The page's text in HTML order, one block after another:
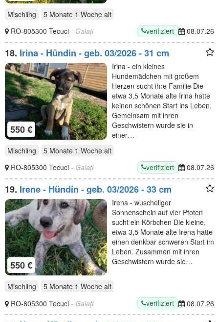
Mischling 5 Monate 1 Woche alt
RO-805300 Tecuci - Galați verifiziert 08.07.26
18. Irina - Hündin - geb. 03/2026 - 31 cm
550 €
Irina - ein kleines
Hundemädchen mit großem
Herzen sucht ihre Familie Die
etwa 3,5 Monate alte Irina hatte
keinen schönen Start ins Leben.
Gemeinsam mit ihren
Geschwistern wurde sie in
einer…
Mischling
5 Monate 1 Woche alt
RO-805300 Tecuci - Galați verifiziert 08.07.26
19. Irene - Hündin - geb. 03/2026 - 33 cm
550 €
Irena - wuscheliger
Sonnenschein auf vier Pfoten
sucht ein Körbchen Die kleine,
etwa 3,5 Monate alte Irena hatte
einen denkbar schweren Start im
Leben. Zusammen mit ihren
Geschwistern wurde sie…
Mischling 5 Monate 1 Woche alt
RO-805300 Tecuci - Galați verifiziert 08.07.26